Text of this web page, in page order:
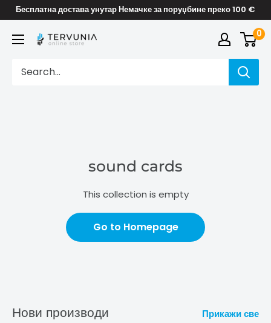
Skip
content
Бесплатна достава унутар Немачке за поруџбине преко 100 €
TERVUNIA
Stores
0
sound cards
This collection is empty
Go to Homepage
Нови производи Прикажи све